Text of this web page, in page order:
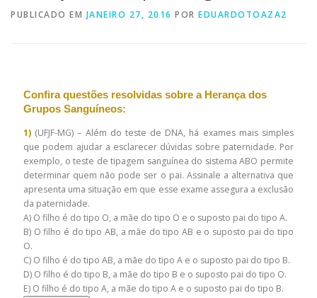
PUBLICADO EM JANEIRO 27, 2016 POR EDUARDOTOAZA2
Confira questões resolvidas sobre a Herança dos
Grupos Sanguíneos:
1) (UFJF-MG) – Além do teste de DNA, há exames mais simples
que podem ajudar a esclarecer dúvidas sobre paternidade. Por
exemplo, o teste de tipagem sanguínea do sistema ABO permite
determinar quem não pode ser o pai. Assinale a alternativa que
apresenta uma situação em que esse exame assegura a exclusão
da paternidade.
A) O filho é do tipo O, a mãe do tipo O e o suposto pai do tipo A.
B) O filho é do tipo AB, a mãe do tipo AB e o suposto pai do tipo
O.
C) O filho é do tipo AB, a mãe do tipo A e o suposto pai do tipo B.
D) O filho é do tipo B, a mãe do tipo B e o suposto pai do tipo O.
E) O filho é do tipo A, a mãe do tipo A e o suposto pai do tipo B.